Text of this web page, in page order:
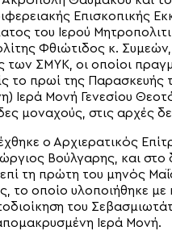
Επισκοπικής
του Ιερού
Φθιώτιδος κ.
των ΣΜΥΚ, οι οποίοι
το πρωί της Παρασκευής
Ιερά Μονή Γενεσίου
μοναχούς, στις αρχές
ο Αρχιερατικός
Βούλγαρης, και
τη πρώτη του μηνός
το οποίο υλοποιήθηκε
του
Ιερά Μονή.